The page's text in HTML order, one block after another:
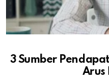
3 Sumber
Arus